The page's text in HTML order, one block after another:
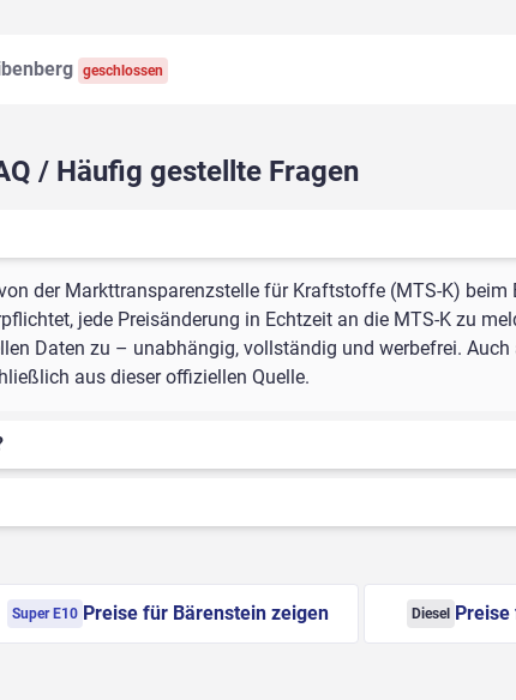
geschlossen
/ Häufig gestellte Fragen
der Markttransparenzstelle für Kraftstoffe (MTS-K)
jede Preisänderung in Echtzeit an die MTS-K zu
Daten zu – unabhängig, vollständig und werbefrei. Auch
aus dieser offiziellen Quelle.
Super E10 Preise für Bärenstein zeigen Diesel